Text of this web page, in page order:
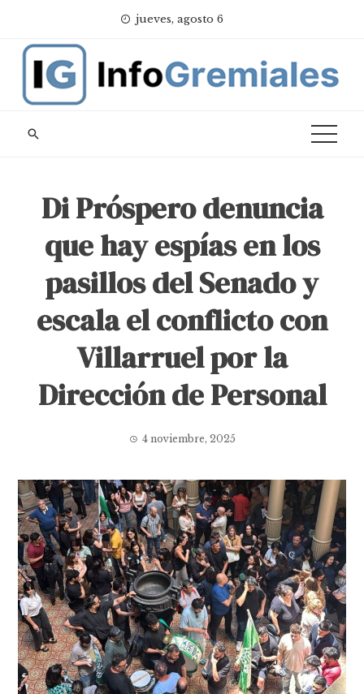
content
jueves, agosto 6
Di Próspero denuncia
que hay espías en los
pasillos del Senado y
escala el conflicto con
Villarruel por la
Dirección de Personal
4 noviembre, 2025